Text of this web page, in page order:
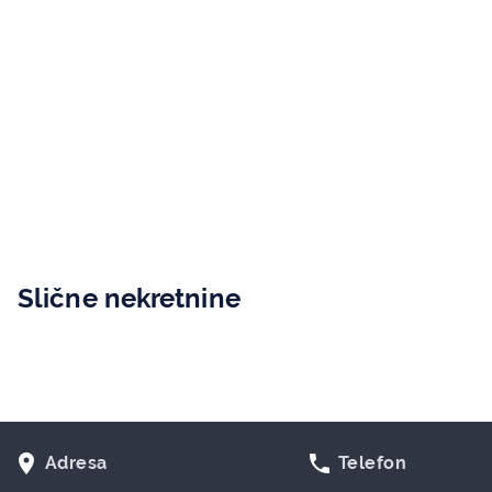
Slične nekretnine
room Adresa phone Telefon